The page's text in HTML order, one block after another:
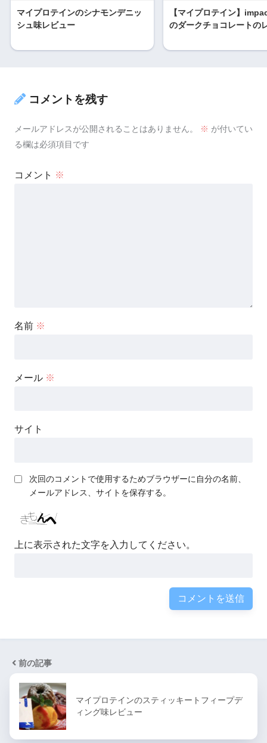
マイプロテインのシナモンデニッ
シュ味レビュー
【マイプロテイン】
のダークチョコレートの
コメントを残す
メールアドレスが公開されることはありません。 ※ が付いてい
る欄は必須項目です
コメント ※
名前 ※
メール ※
サイト
次回のコメントで使用するためブラウザーに自分の名前、
メールアドレス、サイトを保存する。
上に表示された文字を入力してください。
前の記事
マイプロテインのスティッキートフィープデ
ィング味レビュー